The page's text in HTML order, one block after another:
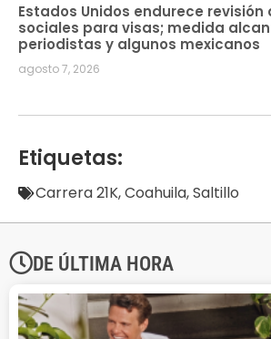
Estados Unidos endurece revisión
sociales para visas; medida
periodistas y algunos mexicanos
agosto 7, 2026
Etiquetas:
Carrera 21K,Coahuila,Saltillo
DE ÚLTIMA HORA